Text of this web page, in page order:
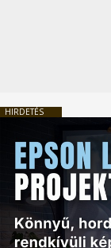
HIRDETÉS